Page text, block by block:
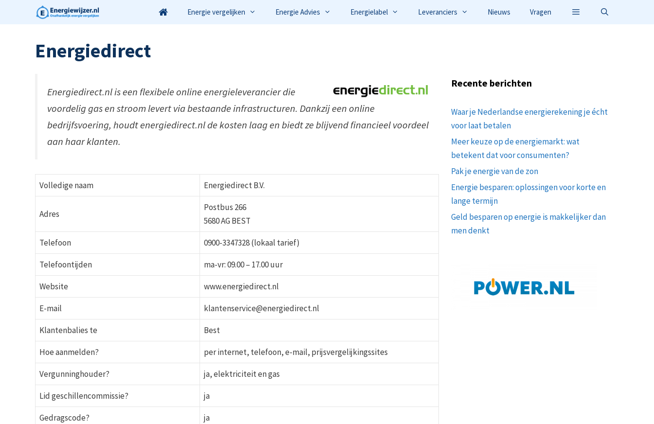
Energie vergelijken Energie Advies Energielabel Leveranciers Nieuws Vragen
Energiedirect
Energiedirect.nl is een flexibele online energieleverancier die
voordelig gas en stroom levert via bestaande infrastructuren. Dankzij een online
bedrijfsvoering, houdt energiedirect.nl de kosten laag en biedt ze blijvend financieel voordeel
aan haar klanten.
Volledige naam Energiedirect B.V.
Adres
Postbus 266
5680 AG BEST
Telefoon 0900-3347328 (lokaal tarief)
Telefoontijden ma-vr: 09.00 – 17.00 uur
Website www.energiedirect.nl
E-mail klantenservice@energiedirect.nl
Klantenbalies te Best
Hoe aanmelden? per internet, telefoon, e-mail, prijsvergelijkingssites
Vergunninghouder? ja, elektriciteit en gas
Lid geschillencommissie? ja
Gedragscode? ja
Recente berichten
Waar je Nederlandse energierekening je écht
voor laat betalen
Meer keuze op de energiemarkt: wat
betekent dat voor consumenten?
Pak je energie van de zon
Energie besparen: oplossingen voor korte en
lange termijn
Geld besparen op energie is makkelijker dan
men denkt